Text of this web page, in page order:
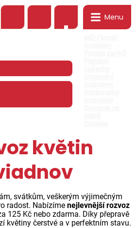
Menu
květin
svátkům, veškerým výjimečným
radost. Nabízíme nejlevnější rozvoz
125 Kč nebo zdarma. Díky přepravě
květiny čerstvé a v perfektním stavu.